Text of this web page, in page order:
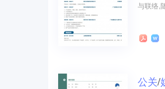
与联络,
公关/